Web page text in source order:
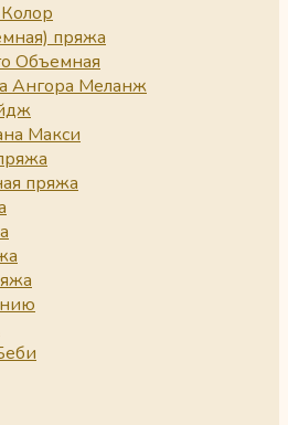
пряжа
Объемная
Ангора Меланж
Макси
пряжа